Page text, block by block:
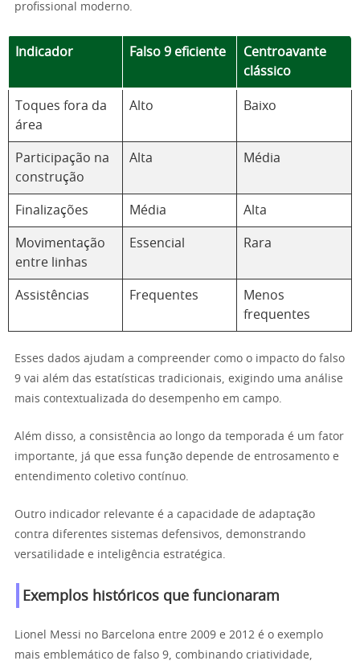
profissional moderno.
Indicador Falso 9 eficiente
Centroavante
clássico
Toques fora da
área
Alto Baixo
Participação na
construção
Alta Média
Finalizações Média Alta
Movimentação
entre linhas
Essencial Rara
Assistências Frequentes
Menos
frequentes
Esses dados ajudam a compreender como o impacto do falso
9 vai além das estatísticas tradicionais, exigindo uma análise
mais contextualizada do desempenho em campo.
Além disso, a consistência ao longo da temporada é um fator
importante, já que essa função depende de entrosamento e
entendimento coletivo contínuo.
Outro indicador relevante é a capacidade de adaptação
contra diferentes sistemas defensivos, demonstrando
versatilidade e inteligência estratégica.
Exemplos históricos que funcionaram
Lionel Messi no Barcelona entre 2009 e 2012 é o exemplo
mais emblemático de falso 9, combinando criatividade,